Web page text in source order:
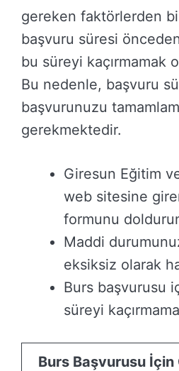
gereken faktörlerden
başvuru süresi
bu süreyi kaçırmamak
Bu nedenle, başvuru
başvurunuzu
gerekmektedir.
Giresun Eğitim
web sitesine
formunu
Maddi
eksiksiz olarak
Burs başvurusu
süreyi
Burs Başvurusu